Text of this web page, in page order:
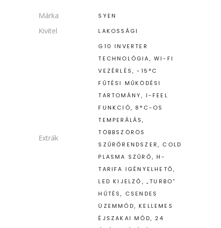
Márka SYEN
Kivitel LAKOSSÁGI
Extrák
G10 INVERTER
TECHNOLÓGIA, WI-FI
VEZÉRLÉS, -15°C
FŰTÉSI MŰKÖDÉSI
TARTOMÁNY, I-FEEL
FUNKCIÓ, 8°C-OS
TEMPERÁLÁS,
TÖBBSZÖRÖS
SZŰRŐRENDSZER, COLD
PLASMA SZŰRŐ, H-
TARIFA IGÉNYELHETŐ,
LED KIJELZŐ, „TURBO”
HŰTÉS, CSENDES
ÜZEMMÓD, KELLEMES
ÉJSZAKAI MÓD, 24